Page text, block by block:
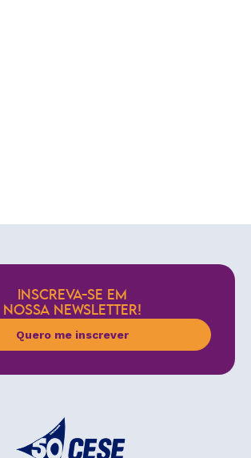
INSCREVA-SE EM
NOSSA NEWSLETTER!
Quero me inscrever